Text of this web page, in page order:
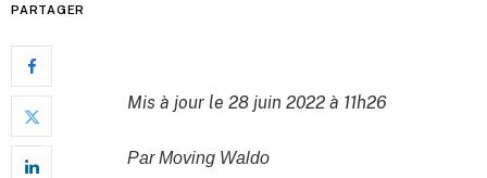
PARTAGER
Mis à jour le 28 juin 2022 à 11h26
Par Moving Waldo